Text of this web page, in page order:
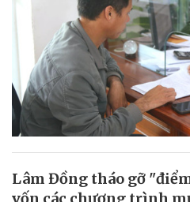
Lâm Đồng tháo gỡ